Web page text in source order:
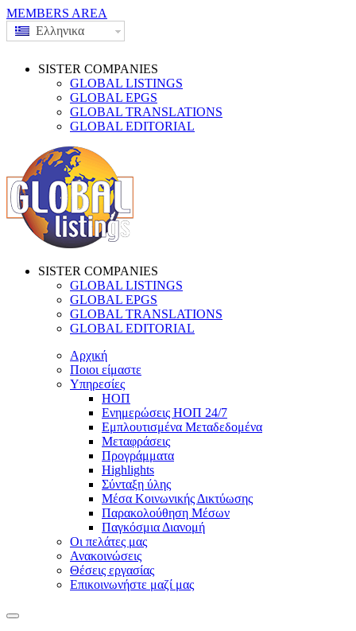
MEMBERS AREA
Ελληνικα
SISTER COMPANIES
GLOBAL LISTINGS
GLOBAL EPGS
GLOBAL TRANSLATIONS
GLOBAL EDITORIAL
SISTER COMPANIES
GLOBAL LISTINGS
GLOBAL EPGS
GLOBAL TRANSLATIONS
GLOBAL EDITORIAL
Αρχική
Ποιοι είμαστε
Υπηρεσίες
ΗΟΠ
Ενημερώσεις ΗΟΠ 24/7
Εμπλουτισμένα Μεταδεδομένα
Μεταφράσεις
Προγράμματα
Highlights
Σύνταξη ύλης
Μέσα Κοινωνικής Δικτύωσης
Παρακολούθηση Μέσων
Παγκόσμια Διανομή
Οι πελάτες μας
Ανακοινώσεις
Θέσεις εργασίας
Επικοινωνήστε μαζί μας